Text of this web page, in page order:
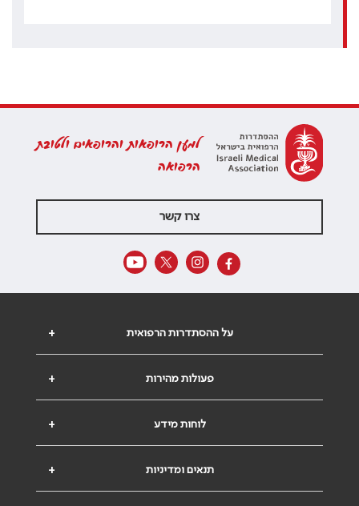
למען הרופאות והרופאים ולטובת
הרפואה
צרו קשר
+ על ההסתדרות הרפואית
+ פעולות מהירות
+ לוחות מידע
+ תנאים ומדיניות